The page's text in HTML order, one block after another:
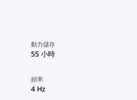
動力儲存
55 小時
頻率
4 Hz